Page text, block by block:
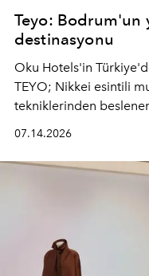
Teyo: Bodrum'un
destinasyonu
Oku Hotels'in
TEYO; Nikkei esintili
tekniklerinden
07.14.2026